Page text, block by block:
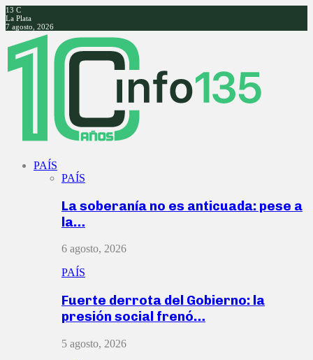
13 C
La Plata
7 agosto, 2026
Facebook
Twitter
Instagram
Youtube
PAÍS
PAÍS
La soberanía no es anticuada: pese a
la…
6 agosto, 2026
PAÍS
Fuerte derrota del Gobierno: la
presión social frenó…
5 agosto, 2026